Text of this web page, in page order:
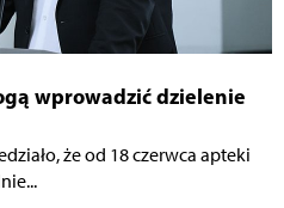
wprowadzić dzielenie
że od 18 czerwca apteki